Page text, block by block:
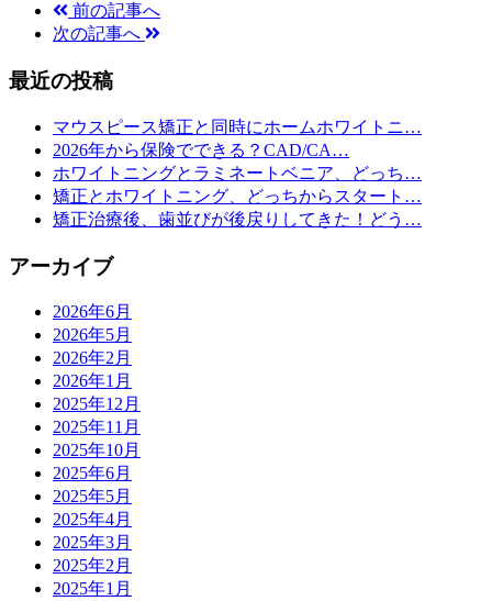
前の記事へ
次の記事へ
最近の投稿
マウスピース矯正と同時にホームホワイトニ…
2026年から保険でできる？CAD/CA…
ホワイトニングとラミネートベニア、どっち…
矯正とホワイトニング、どっちからスタート…
矯正治療後、歯並びが後戻りしてきた！どう…
アーカイブ
2026年6月
2026年5月
2026年2月
2026年1月
2025年12月
2025年11月
2025年10月
2025年6月
2025年5月
2025年4月
2025年3月
2025年2月
2025年1月